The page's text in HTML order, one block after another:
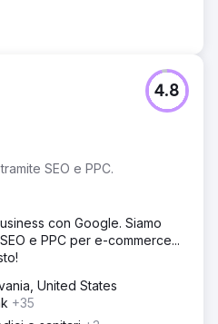
e monitoraggio della
di adattare la roadmap in
e della visibilità
un aumento del 492%
del 125% dei clic. La
e il posizionamento medio
page pubblicate, il
nuove parole chiave,
agenzia
SEO e PPC.
4.8
con Google. Siamo
e PPC per e-commerce...
United States
+35